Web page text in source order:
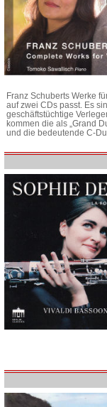
Franz Schuberts Werke
auf zwei CDs passt. Es
geschäftstüchtige
kommen die als „Grand
und die bedeutende C-